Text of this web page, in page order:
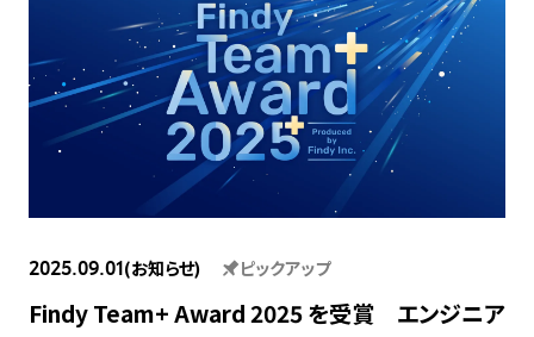
2025.09.01(お知らせ) ピックアップ
Findy Team+ Award 2025 を受賞 エンジニア